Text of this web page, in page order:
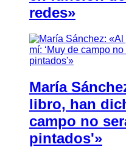
redes»
María
libro, han
campo no
pintados'»